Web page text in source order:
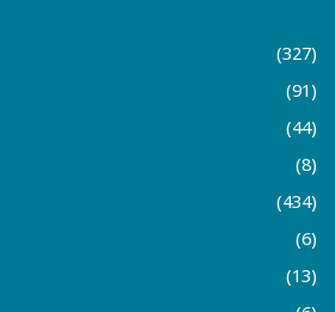
(327)
(91)
(44)
(8)
(434)
(6)
(13)